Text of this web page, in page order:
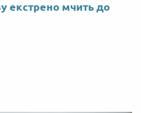
екстрено мчить до